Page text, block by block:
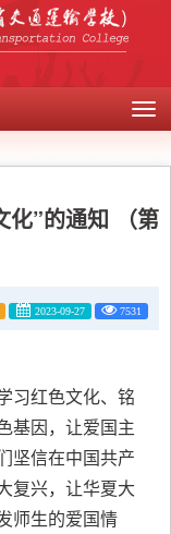
切
换
导
化”的通知 （第
2023-09-27 7531
习红色文化、铭
基因，让爱国主
坚信在中国共产
复兴，让华夏大
师生的爱国情